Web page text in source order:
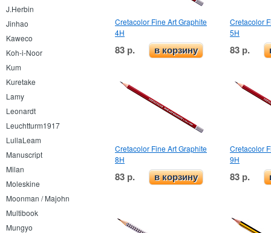
J.Herbin
Jinhao
Kaweco
Koh-i-Noor
Kum
Kuretake
Lamy
Leonardt
Leuchtturm1917
LullaLeam
Manuscript
Milan
Moleskine
Moonman / Majohn
Multibook
Mungyo
Cretacolor Fine Art Graphite
4H
83 р. в корзину
Cretacolor
5H
83 р.
Cretacolor Fine Art Graphite
8H
83 р. в корзину
Cretacolor
9H
83 р.